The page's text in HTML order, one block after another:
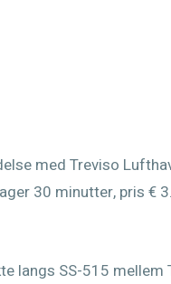
med Treviso
30 minutter, pris €
langs SS-515